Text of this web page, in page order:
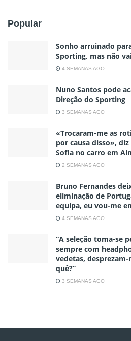
Popular
Sonho arruinado
Sporting, mas não
4 SEMANAS AGO
Nuno Santos pode
Direção do Sporting
3 SEMANAS AGO
«Trocaram-me as
por causa disso»,
Sofia no carro em
2 SEMANAS AGO
Bruno Fernandes
eliminação de
equipa, eu vou-me
4 SEMANAS AGO
“A seleção toma-se
sempre com
vedetas,
quê?”
3 SEMANAS AGO